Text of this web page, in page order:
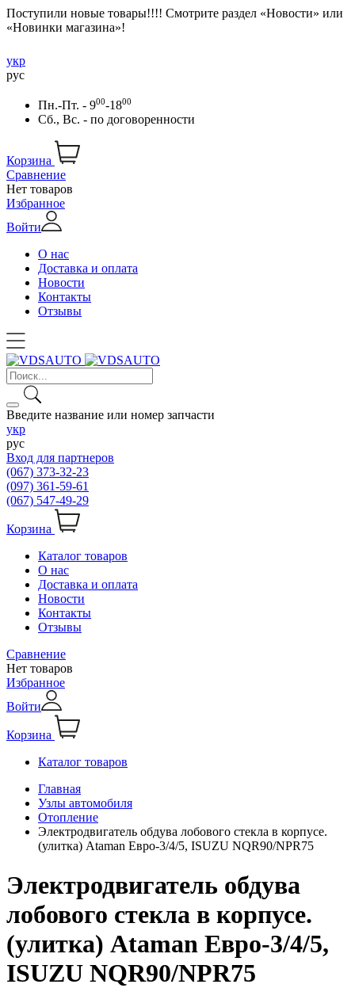
Поступили новые товары!!!! Смотрите раздел «Новости» или
«Новинки магазина»!
укр
рус
Пн.-Пт. - 900-1800
Сб., Вс. - по договоренности
Корзина
Сравнение
Нет товаров
Избранное
Войти
О нас
Доставка и оплата
Новости
Контакты
Отзывы
Введите название или номер запчасти
укр
рус
Вход для партнеров
(067) 373-32-23
(097) 361-59-61
(067) 547-49-29
Корзина
Каталог товаров
О нас
Доставка и оплата
Новости
Контакты
Отзывы
Сравнение
Нет товаров
Избранное
Войти
Корзина
Каталог товаров
Главная
Узлы автомобиля
Отопление
Электродвигатель обдува лобового стекла в корпусе.
(улитка) Ataman Евро-3/4/5, ISUZU NQR90/NPR75
Электродвигатель обдува
лобового стекла в корпусе.
(улитка) Ataman Евро-3/4/5,
ISUZU NQR90/NPR75